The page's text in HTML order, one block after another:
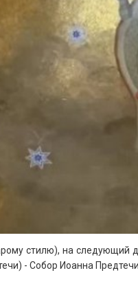
стилю), на
- Собор Иоанна Предтечи.